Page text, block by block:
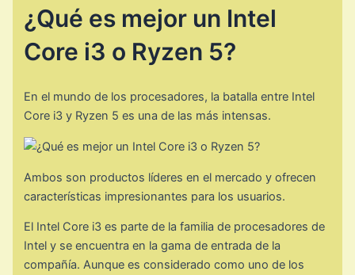
¿Qué es mejor un Intel
Core i3 o Ryzen 5?
En el mundo de los procesadores, la batalla entre Intel
Core i3 y Ryzen 5 es una de las más intensas.
Ambos son productos líderes en el mercado y ofrecen
características impresionantes para los usuarios.
El Intel Core i3 es parte de la familia de procesadores de
Intel y se encuentra en la gama de entrada de la
compañía. Aunque es considerado como uno de los